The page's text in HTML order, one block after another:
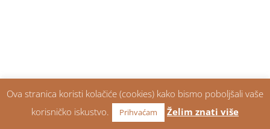
Ova stranica koristi kolačiće (cookies) kako bismo poboljšali vaše
korisničko iskustvo.
Prihvaćam Želim znati više